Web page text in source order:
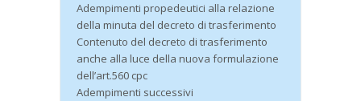
Adempimenti propedeutici alla relazione
della minuta del decreto di trasferimento
Contenuto del decreto di trasferimento
anche alla luce della nuova formulazione
dell’art.560 cpc
Adempimenti successivi